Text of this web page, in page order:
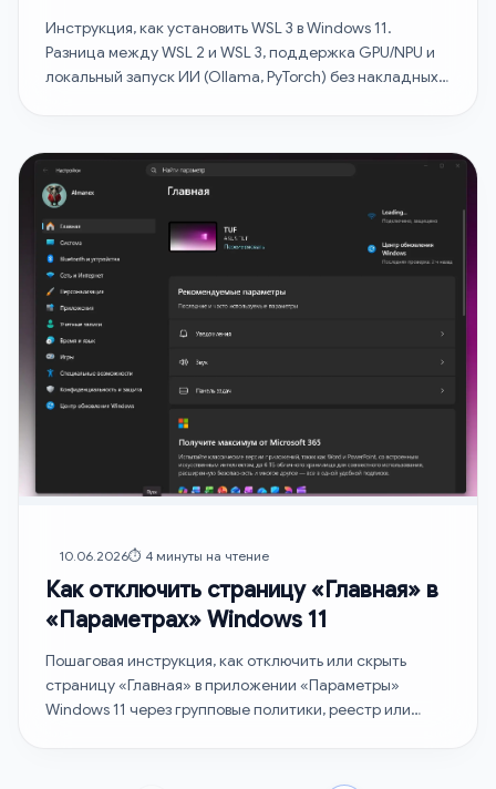
Инструкция, как установить WSL 3 в Windows 11.
Разница между WSL 2 и WSL 3, поддержка GPU/NPU и
локальный запуск ИИ (Ollama, PyTorch) без накладных
10.06.2026⏱️ 4 минуты на чтение
Как отключить страницу «Главная» в
«Параметрах» Windows 11
Пошаговая инструкция, как отключить или скрыть
страницу «Главная» в приложении «Параметры»
Windows 11 через групповые политики, реестр или